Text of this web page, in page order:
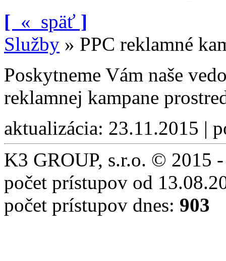
[ « späť ]
Služby » PPC reklamné
Poskytneme Vám naše
reklamnej kampane
aktualizácia: 23.11.2015 |
K3 GROUP, s.r.o. © 2015
počet prístupov od
počet prístupov dnes: 903